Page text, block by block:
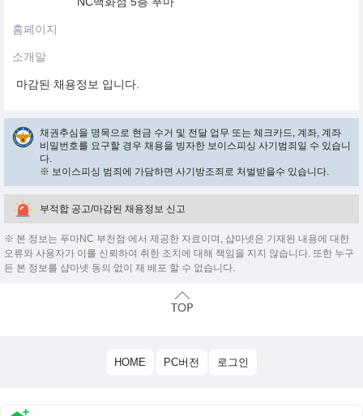
홈페이지
소개말
마감된 채용정보 입니다.
채권추심을 명목으로 현금 수거 및 전달 업무 또는 체크카드, 계좌, 계좌
비밀번호를 요구할 경우 채용을 빙자한 보이스피싱 사기범죄일 수 있습니
다.
※ 보이스피싱 범죄에 가담하면 사기방조죄로 처벌받을수 있습니다.
부적합 공고/마감된 채용정보 신고
※ 본 정보는 푸마NC 부천점 에서 제공한 자료이며, 샵마넷은 기재된 내용에 대한
오류와 사용자가 이를 신뢰하여 취한 조치에 대해 책임을 지지 않습니다. 또한 누구
든 본 정보를 샵마넷 동의 없이 재 배포 할 수 없습니다.
HOME PC버전 로그인